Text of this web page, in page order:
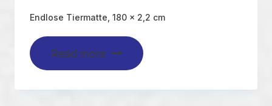
Endlose Tiermatte, 180 x 2,2 cm
Read more